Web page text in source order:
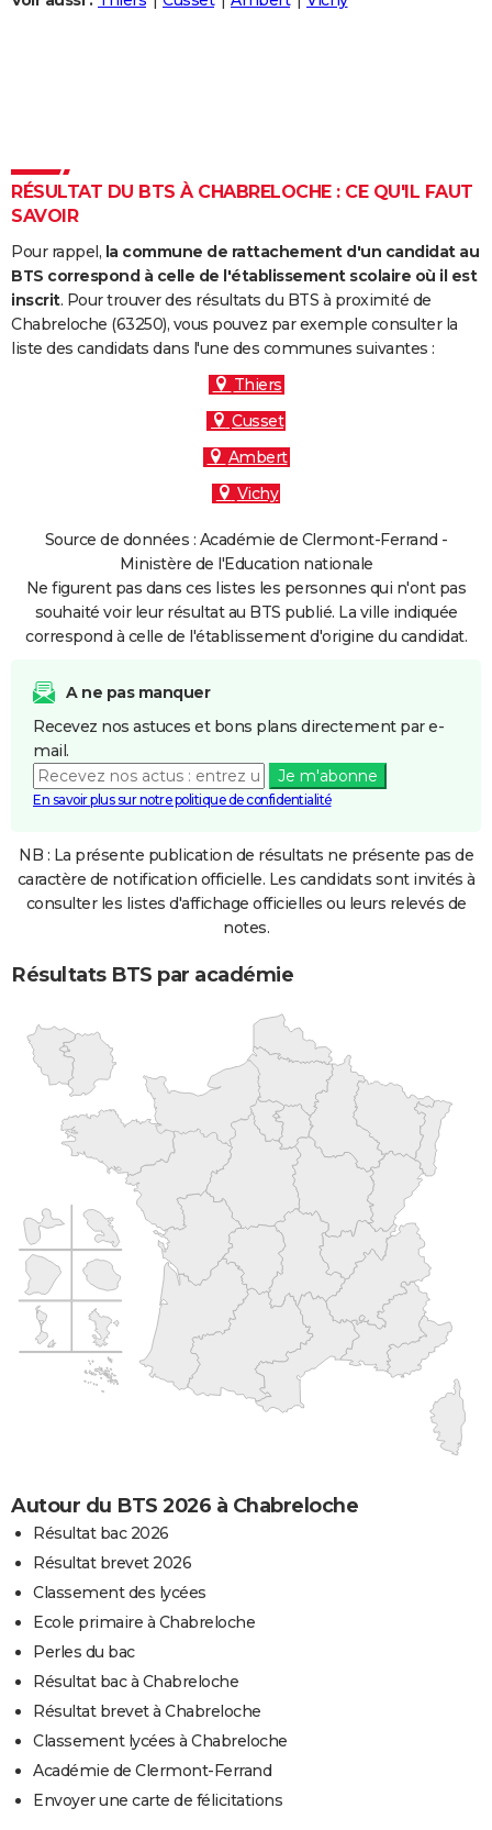
Carte de Noël
Carte Bonne année
Carte Saint-Valentin
Carte Pâques
Carte d'anniversaire
Dictionnaire
Biographies
Citations
Expressions
Proverbes
PROGRAMME TV
COPAINS D'AVANT
S'inscrire
Se connecter
Lycées
Collèges
Primaires
Universités
Entreprises
Service militaire
Avis de recherche
AVIS DE DÉCÈS
RÉSULTAT DU BTS À CHABRELOCHE : CE QU'IL FAUT
SAVOIR
Pour rappel, la commune de rattachement d'un candidat au
BTS correspond à celle de l'établissement scolaire où il est
inscrit. Pour trouver des résultats du BTS à proximité de
Chabreloche (63250), vous pouvez par exemple consulter la
liste des candidats dans l'une des communes suivantes :
Thiers
Cusset
Ambert
Vichy
Source de données : Académie de Clermont-Ferrand -
Ministère de l'Education nationale
Ne figurent pas dans ces listes les personnes qui n'ont pas
souhaité voir leur résultat au BTS publié. La ville indiquée
correspond à celle de l'établissement d'origine du candidat.
A ne pas manquer
Recevez nos astuces et bons plans directement par e-
mail.
Je m'abonne
En savoir plus sur notre politique de confidentialité
NB : La présente publication de résultats ne présente pas de
caractère de notification officielle. Les candidats sont invités à
consulter les listes d'affichage officielles ou leurs relevés de
notes.
Résultats BTS par académie
Autour du BTS 2026 à Chabreloche
Résultat bac 2026
Résultat brevet 2026
Classement des lycées
Ecole primaire à Chabreloche
Perles du bac
Résultat bac à Chabreloche
Résultat brevet à Chabreloche
Classement lycées à Chabreloche
Académie de Clermont-Ferrand
Envoyer une carte de félicitations